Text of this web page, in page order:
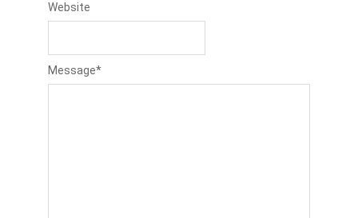
Message*
Website